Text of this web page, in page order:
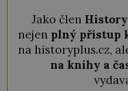
Jako člen
nejen plný přístup
na historyplus.cz,
na knihy a